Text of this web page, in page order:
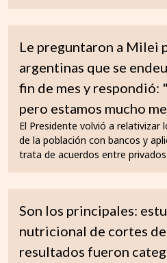
Le preguntaron a Milei
argentinas que se
fin de mes y respondió:
pero estamos mucho
El Presidente volvió a relativizar
de la población con bancos y
trata de acuerdos entre privados.
Son los principales:
nutricional de cortes
resultados fueron